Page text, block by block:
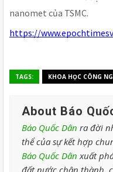
nanomet của TSMC.
https://
TAGS: KHOA HỌC CÔNG
About Báo
Báo Quốc Dân ra đời
thể của sự kết hợp
Báo Quốc Dân xuất
đất nước chân thành,